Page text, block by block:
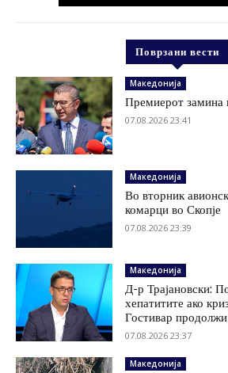
Поврзани вести
Македонија
Премиерот замина
07.08.2026 23:41
Македонија
Во вторник
комарци во Скопје
07.08.2026 23:39
Македонија
Д-р Трајановски:
хепатитите ако
Гостивар продолжи
07.08.2026 23:37
Македонија